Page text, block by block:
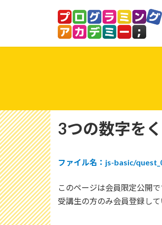
プ
動
3つの数字を
ファイル名：js-basic/
このページは会員限定公開
受講生の方のみ会員登録して